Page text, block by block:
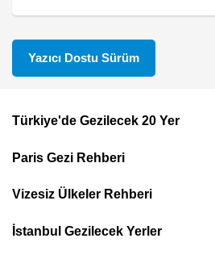
Yazıcı Dostu Sürüm
Footer
Top
Menu
Türkiye'de Gezilecek 20 Yer
Paris Gezi Rehberi
Vizesiz Ülkeler Rehberi
İstanbul Gezilecek Yerler